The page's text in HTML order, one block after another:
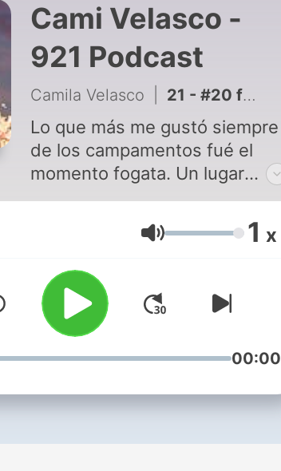
Cami Velasco -
921 Podcast
Camila Velasco 21 - #20 fuiste iniciada para ser líder con Lucia Mortarotti
Lo que más me gustó siempre
de los campamentos fué el
momento fogata. Un lugar
donde no sólo te divertías si
no que se daban charlas
incómodas y conversaciones
profundas. Y así quiero que
sea espacio, un lugar seguro
para ser vulnerables y
cuestionarnos con conciencia
y presencia. No buscamos
ese fuego que alumbra, pero
Volume 1 x
00:00